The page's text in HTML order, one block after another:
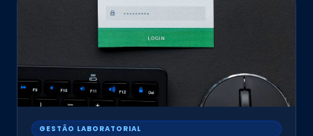
GESTÃO LABORATORIAL